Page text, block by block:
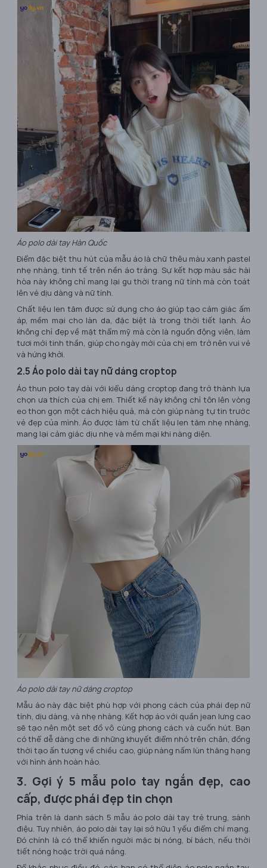
Áo polo dài tay Hàn Quốc
Điểm đặc biệt thu hút của mẫu áo là chữ thêu màu xanh pastel
nhẹ nhàng, tinh tế trên nền áo trắng. Sự kết hợp màu sắc hài
hòa này không chỉ mang lại gu thời trang nữ tính mà còn toát
lên vẻ dịu dàng và nữ tính.
Chất liệu len tăm được sử dụng cho áo giúp tạo cảm giác ấm
áp, mềm mại cho làn da, đặc biệt là trong thời tiết lạnh. Áo
không chỉ đẹp về mặt thẩm mỹ mà còn là nguồn động viên, làm
tươi mới tinh thần, giúp cho ngày mới của chị em trở nên vui vẻ
và hứng khởi.
2.5 Áo polo dài tay nữ dáng croptop
Áo thun polo tay dài với kiểu dáng croptop đang trở thành lựa
chọn ưa thích của chị em. Thiết kế này không chỉ tôn lên vòng
eo thon gọn một cách hiệu quả, mà còn giúp nàng tự tin trước
vẻ đẹp của mình. Áo được làm từ chất liệu len tăm nhẹ nhàng,
mang lại cảm giác dịu nhẹ và mềm mại khi nàng diện.
Áo polo dài tay nữ dáng croptop
Mẫu áo này đặc biệt phù hợp với phong cách của phái đẹp nữ
tính, dịu dàng, và nhẹ nhàng. Kết hợp áo với quần jean lưng cao
sẽ tạo nên một set đồ vô cùng phong cách và cuốn hút. Bạn
có thể dễ dàng che đi những khuyết điểm nhỏ trên chân, đồng
thời tạo ấn tượng về chiều cao, giúp nàng nấm lùn thăng hạng
với hình ảnh hoàn hảo.
3. Gợi ý 5 mẫu polo tay ngắn đẹp, cao
cấp, được phái đẹp tin chọn
Phía trên là danh sách 5 mẫu áo polo dài tay trẻ trung, sành
điệu. Tuy nhiên, áo polo dài tay lại sở hữu 1 yếu điểm chí mạng.
Đó chính là có thể khiến người mặc bị nóng, bí bách, nếu thời
tiết nóng hoặc trời quá nắng.